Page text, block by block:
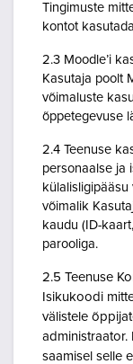
Tingimuste
kontot
2.3 Moodle’i
Kasutaja poolt
võimaluste
õppetegevuse
2.4 Teenuse
personaalse ja
külalisligipääsu
võimalik
kaudu (ID-
parooliga.
2.5 Teenuse
Isikukoodi
välistele
saamisel selle